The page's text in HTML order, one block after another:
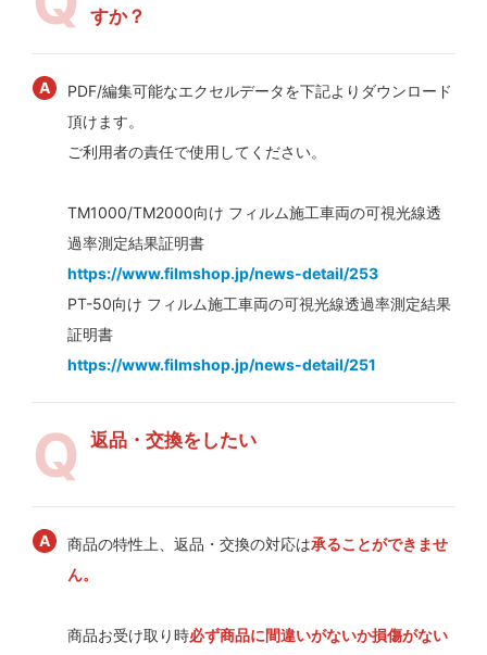
すか？
PDF/編集可能なエクセルデータを下記よりダウンロード
頂けます。
ご利用者の責任で使用してください。
TM1000/TM2000向け フィルム施工車両の可視光線透
過率測定結果証明書
https://www.filmshop.jp/news-detail/253
PT-50向け フィルム施工車両の可視光線透過率測定結果
証明書
https://www.filmshop.jp/news-detail/251
返品・交換をしたい
商品の特性上、返品・交換の対応は承ることができませ
ん。
商品お受け取り時必ず商品に間違いがないか損傷がない